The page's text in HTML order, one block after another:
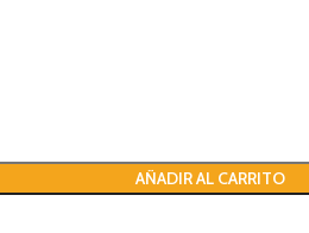
AÑADIR AL CARRITO